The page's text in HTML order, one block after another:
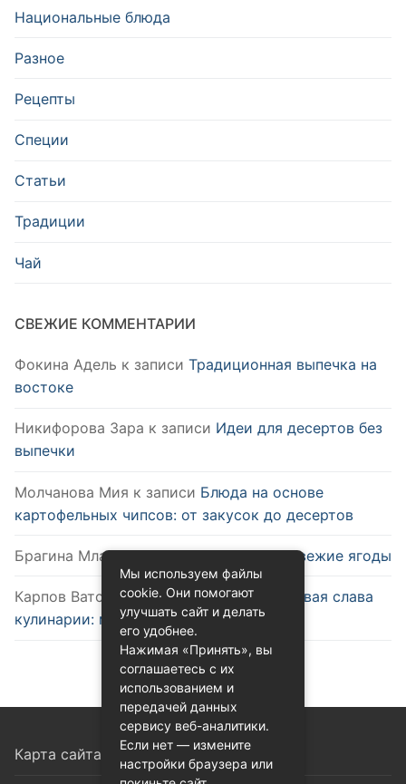
Национальные блюда
Разное
Рецепты
Специи
Статьи
Традиции
Чай
СВЕЖИЕ КОММЕНТАРИИ
Фокина Адель к записи Традиционная выпечка на
востоке
Никифорова Зара к записи Идеи для десертов без
выпечки
Молчанова Мия к записи Блюда на основе
картофельных чипсов: от закусок до десертов
Брагина Младак записиКак выбрать свежие ягоды
Карпов Ватславк записиУдобство и новая слава
кулинарии: микроволновка
Карта сайта
Мы используем файлы
cookie. Они помогают
улучшать сайт и делать
его удобнее.
Нажимая «Принять», вы
соглашаетесь с их
использованием и
передачей данных
сервису веб-аналитики.
Если нет — измените
настройки браузера или